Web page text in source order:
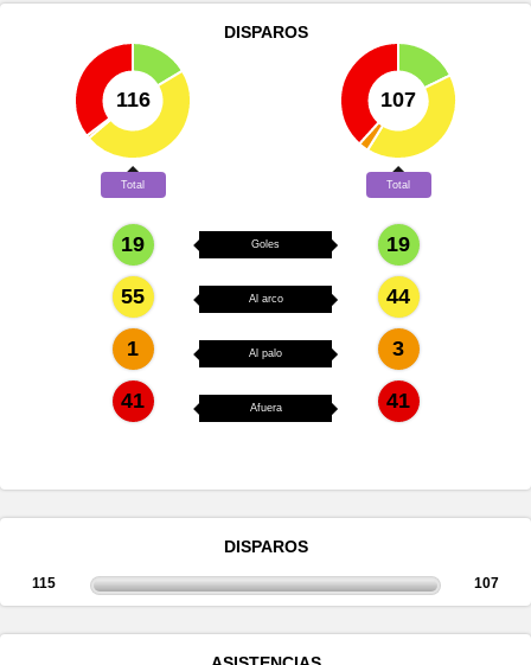
DISPAROS
116
Total
19
55
1
41
107
Total
19
44
3
41
Goles
Al arco
Al palo
Afuera
DISPAROS
115 107